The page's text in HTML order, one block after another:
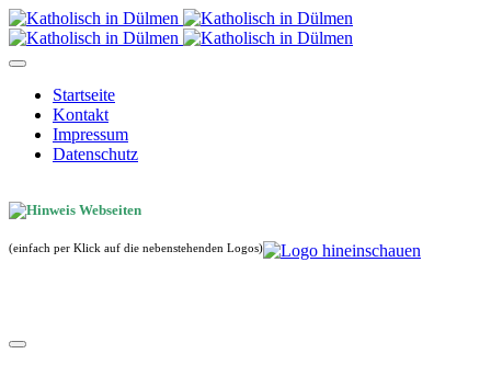
Startseite
Kontakt
Impressum
Datenschutz
(einfach per Klick auf die nebenstehenden Logos)